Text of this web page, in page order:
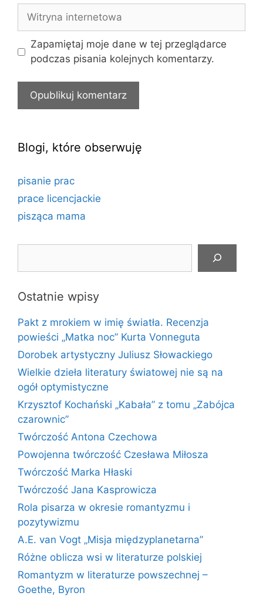
Witryna
internetowa
Zapamiętaj moje dane w tej przeglądarce
podczas pisania kolejnych komentarzy.
Blogi, które obserwuję
pisanie prac
prace licencjackie
pisząca mama
Ostatnie wpisy
Pakt z mrokiem w imię światła. Recenzja
powieści „Matka noc” Kurta Vonneguta
Dorobek artystyczny Juliusz Słowackiego
Wielkie dzieła literatury światowej nie są na
ogół optymistyczne
Krzysztof Kochański „Kabała” z tomu „Zabójca
czarownic”
Twórczość Antona Czechowa
Powojenna twórczość Czesława Miłosza
Twórczość Marka Hłaski
Twórczość Jana Kasprowicza
Rola pisarza w okresie romantyzmu i
pozytywizmu
A.E. van Vogt „Misja międzyplanetarna”
Różne oblicza wsi w literaturze polskiej
Romantyzm w literaturze powszechnej –
Goethe, Byron